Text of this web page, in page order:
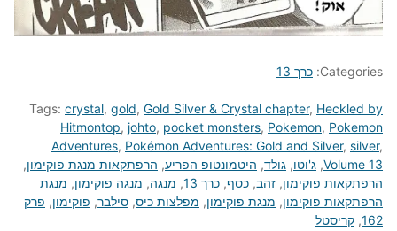
Categories: כרך 13
Tags: crystal, gold, Gold Silver & Crystal chapter, Heckled by
Hitmontop, johto, pocket monsters, Pokemon, Pokemon
Adventures, Pokémon Adventures: Gold and Silver, silver,
Volume 13
, ג'וטו, גולד, היטמונטופ הפריע, הרפתקאות מנגת פוקימון,
הרפתקאות פוקימון, זהב, כסף, כרך 13 , מנגה, מנגה פוקימון, מנגת
הרפתקאות פוקימון, מנגת פוקימון, מפלצות כיס, סילבר, פוקימון, פרק
162
, קריסטל